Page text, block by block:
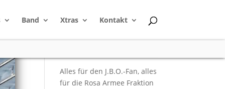
Band Xtras Kontakt
Alles für den J.B.O.-Fan, alles
für die Rosa Armee Fraktion